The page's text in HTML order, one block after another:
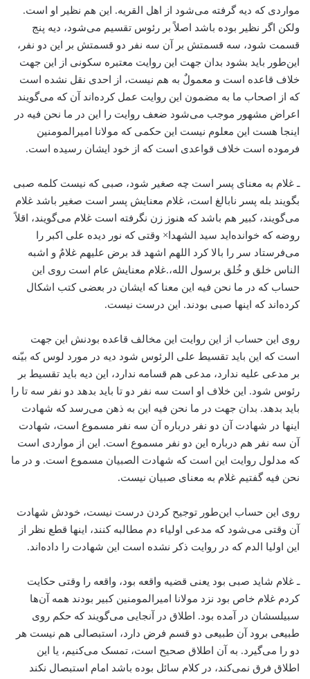
مواردی که دیه گرفته می‌شود از اهل القریه. این هم نظیر او است.
ولکن اگر نظیر بوده باشد اصلاً‌ بر رئوس تقسیم می‌شود، دیه پنج
قسمت شود، سه قسمتش بر آن سه نفر دو قسمتش بر این دو نفر،
این‌طور باید بشود بدان جهت این روایت معتبره سکونی از این جهت
خلاف قاعده است و معمولٌ به هم نیست، از احدی نقل نشده است
که از اصحاب ما به مضمون این روایت عمل کرده‌اند آن که می‌گویند
اعراض مشهور موجب می‌شود ضعف روایت را این در ما نحن فیه در
اینجا هست این معلوم نیست این حکمی که مولانا امیرالمومنین
فرموده است خلاف قواعدی است که از خود ایشان رسیده است.
ـ غلام به معنای پسر است چه صغیر شود، صبی که نیست کلمه صبی
بگویند بله پسر نابالغ است، غلام معنایش پسر است صغیر باشد غلام
می‌گویند، کبیر هم باشد که هنوز زن نگرفته است غلام می‌گویند، اقلاً
روضه که خوانده‌اید سید الشهدا× وقتی که نور دیده علی اکبر را
می‌فرستاد سر را بالا کرد اللهم اشهد قد برض علیهم غلامٌ و اشبه
الناس خلق و خُلق برسول الله،.غلام معنایش عام است روی این
حساب که در ما نحن فیه این معنا که ایشان در بعضی کتب اشکال
کرده‌اند که اینها صبی بودند. این درست نیست.
روی این حساب از این روایت این مخالف قاعده بودنش این جهت
است که این باید تقسیط علی الرئوس شود دیه در مورد لوس که بیّنه
بر مدعی علیه ندارد، مدعی هم قسامه ندارد، این دیه باید تقسیط بر
رئوس شود. این خلاف او است سه نفر دو تا باید بدهد دو نفر سه تا را
باید بدهد. بدان جهت در ما نحن فیه این به ذهن می‌رسد که شهادت
اینها در شهادت آن دو نفر درباره آن سه نفر مسموع است، شهادت
آن سه نفر هم درباره این دو نفر مسموع است. این از مواردی است
که مدلول روایت این است که شهادت الصبیان مسموع است. و در ما
نحن فیه گفتیم غلام به معنای صبیان نیست.
روی این حساب این‌طور توجیح کردن درست نیست، خودش شهادت
آن وقتی می‌شود که مدعی اولیاء دم مطالبه کنند، اینها قطع نظر از
این اولیا الدم که در روایت ذکر نشده است این شهادت را داده‌اند.
ـ غلام شاید صبی بود یعنی قضیه واقعه بود، واقعه را وقتی حکایت
کردم غلام خاص بود نزد مولانا امیرالمومنین کبیر بودند همه آن‌ها
سبیلسشان در آمده بود. اطلاق در آنجایی می‌گویند که حکم روی
طبیعی برود آن طبیعی دو قسم فرض دارد، استبصالی هم نیست هر
دو را می‌گیرد. به آن اطلاق صحیح است، تمسک می‌کنیم، یا این
اطلاق فرق نمی‌کند، در کلام سائل بوده باشد امام استبصال نکند